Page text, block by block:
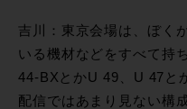
吉川：東京会場は、ぼく
いる機材などをすべて持
44-BXとかU 49、U 47と
配信ではあまり見ない構